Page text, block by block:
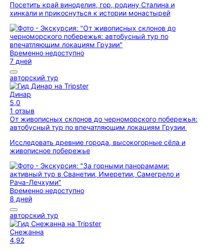
Посетить край виноделия, гор, родину Сталина и
хинкали и прикоснуться к истории монастырей
Временно недоступно
7 дней
авторский тур
Динар
5,0
1 отзыв
От живописных склонов до черноморского побережья:
автобусный тур по впечатляющим локациям Грузии
Исследовать древние города, высокогорные сёла и
живописное побережье
Временно недоступно
8 дней
авторский тур
Снежанна
4,92